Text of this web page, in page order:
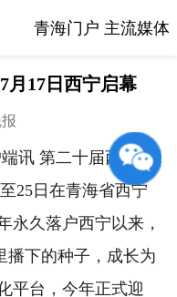
青海门户 主流媒体
月17日西宁启幕
讯 第二十届西宁
25日在青海省西宁
永久落户西宁以来，
播下的种子，成长为
平台，今年正式迎